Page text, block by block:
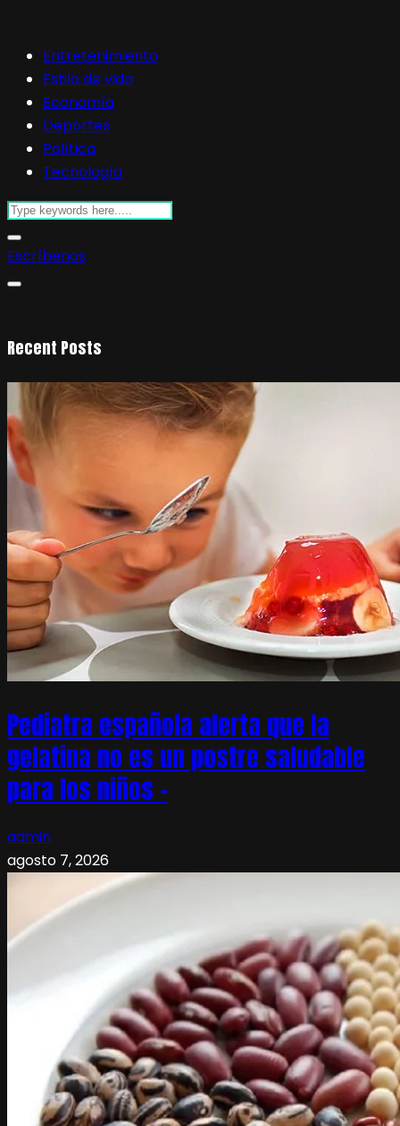
Entretenimiento
Estilo de vida
Economía
Deportes
Política
Tecnología
Escríbenos
Recent Posts
Pediatra española alerta que la
gelatina no es un postre saludable
para los niños –
admin
agosto 7, 2026